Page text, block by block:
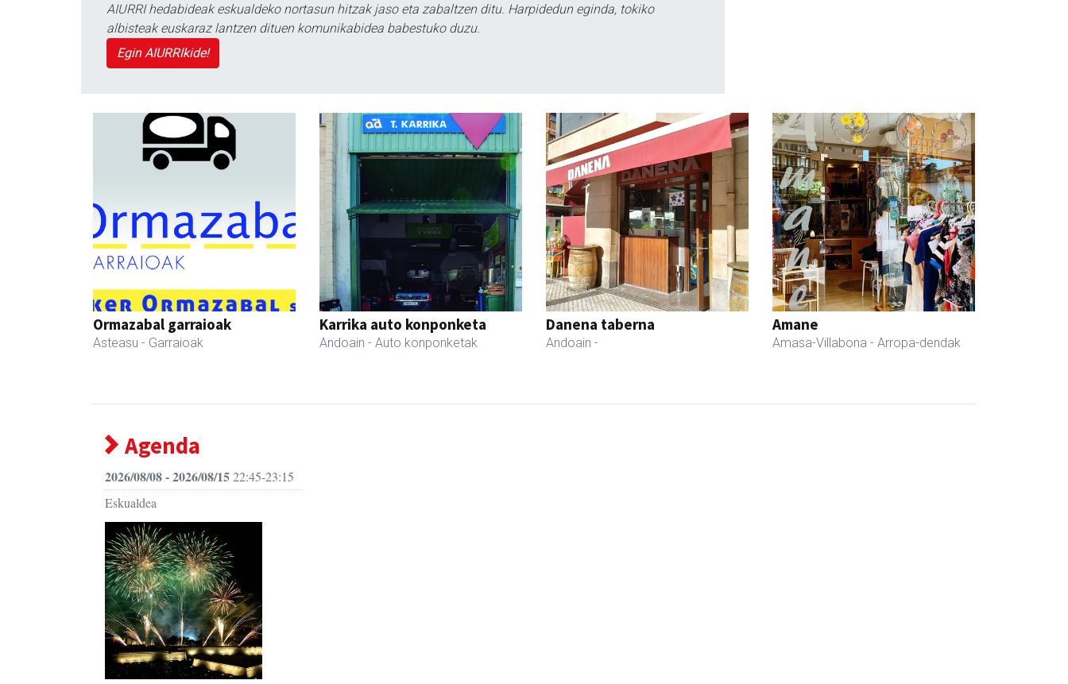
AIURRI hedabideak eskualdeko nortasun hitzak jaso eta zabaltzen ditu. Harpidedun eginda, tokiko
albisteak euskaraz lantzen dituen komunikabidea babestuko duzu.
Egin AIURRIkide!
Ormazabal garraioak
Asteasu - Garraioak
Karrika auto konponketa
Andoain - Auto konponketak
Danena taberna
Andoain -
Amane
Amasa-Villabona - Arropa-dendak
Agenda
2026/08/08 - 2026/08/1522:45-23:15
Eskualdea